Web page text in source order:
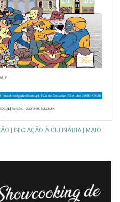
| INICIAÇÃO À CULINÁRIA | MAIO